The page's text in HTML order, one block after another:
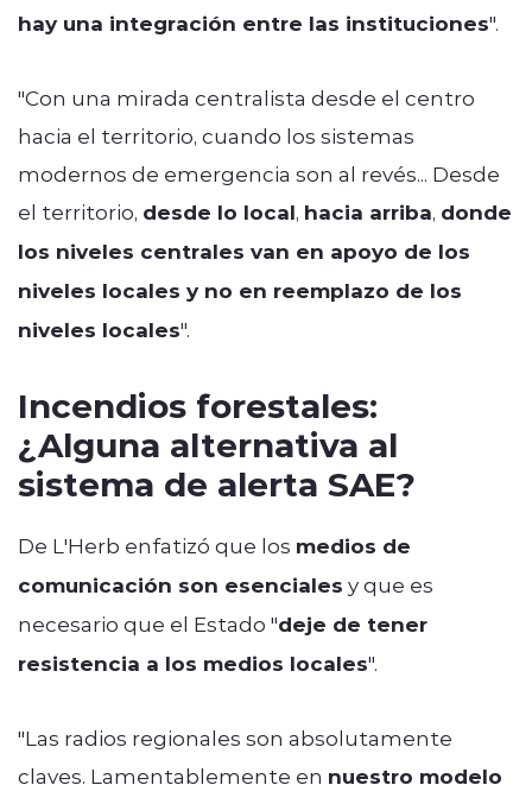
hay una integración entre las instituciones".
"Con una mirada centralista desde el centro
hacia el territorio, cuando los sistemas
modernos de emergencia son al revés... Desde
el territorio, desde lo local, hacia arriba, donde
los niveles centrales van en apoyo de los
niveles locales y no en reemplazo de los
niveles locales".
Incendios forestales:
¿Alguna alternativa al
sistema de alerta SAE?
De L'Herb enfatizó que los medios de
comunicación son esenciales y que es
necesario que el Estado "deje de tener
resistencia a los medios locales".
"Las radios regionales son absolutamente
claves. Lamentablemente en nuestro modelo